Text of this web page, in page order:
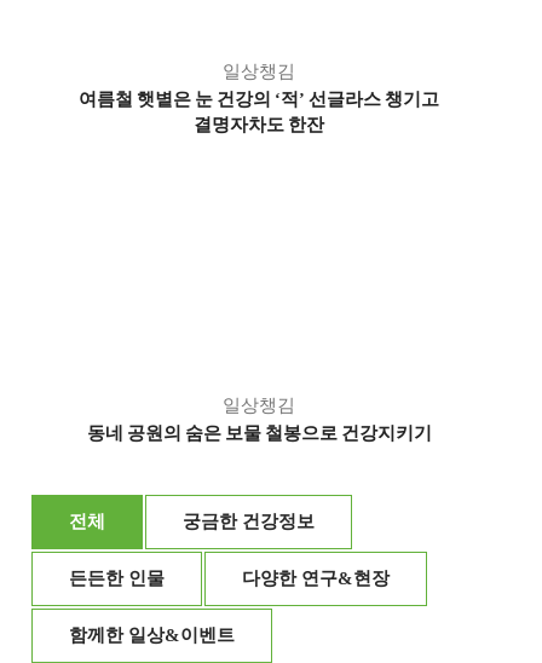
일상챙김
여름철 햇볕은 눈 건강의 ‘적’ 선글라스 챙기고
결명자차도 한잔
일상챙김
동네 공원의 숨은 보물 철봉으로 건강지키기
전체 궁금한 건강정보
든든한 인물 다양한 연구&현장
함께한 일상&이벤트